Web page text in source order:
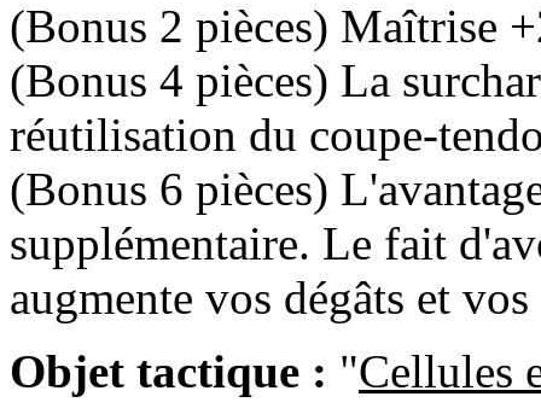
(Bonus 2 pièces) Maîtrise
(Bonus 4 pièces) La
réutilisation du coupe-
(Bonus 6 pièces)
supplémentaire. Le fait
augmente vos dégâts et
Objet tactique : "Cellules